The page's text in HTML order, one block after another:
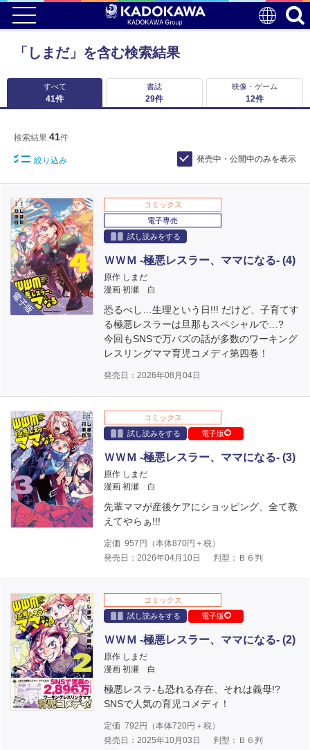
「しまだ」を含む検索結果
すべて
41件
書誌
29件
映像・ゲーム
12件
検索結果 41件
絞り込み 発売中・公開中のみを表示
電子版
コミックス
電子専売
試し読みをする
ＷＷＭ -極悪レスラー、ママになる- (4)
原作 しまだ
漫画 初瀬 白
恐るべし…生理という日!!! だけど、子育てす
る極悪レスラーは旦那もスペシャルで…?
今回もSNSで万バズの話が多数のワーキング
レスリングママ育児コメディ第四巻！
発売日：2026年08月04日
コミックス
試し読みをする
電子版
ＷＷＭ -極悪レスラー、ママになる- (3)
原作 しまだ
漫画 初瀬 白
先輩ママが産後ケアにショッピング、全て教
えてやらぁ!!!
定価 957 円（本体870円＋税）
発売日：2026年04月10日
判型：Ｂ６判
コミックス
試し読みをする
電子版
ＷＷＭ -極悪レスラー、ママになる- (2)
原作 しまだ
漫画 初瀬 白
極悪レスラ-も恐れる存在、それは義母!?
SNSで人気の育児コメディ！
定価 792 円（本体720円＋税）
発売日：2025年10月03日
判型：Ｂ６判